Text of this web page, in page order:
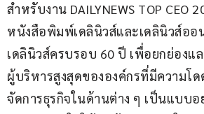
สำหรับงาน DAILYNEWS TOP CEO
หนังสือพิมพ์เดลินิวส์และเดลินิวส์ออ
เดลินิวส์ครบรอบ 60 ปี เพื่อยกย่องแ
ผู้บริหารสูงสุดขององค์กรที่มีความโด
จัดการธุรกิจในด้านต่าง ๆ เป็นแบบอ